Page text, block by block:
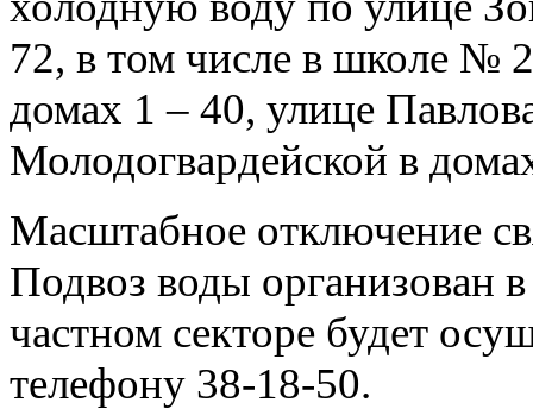
72, в том числе в школе №
домах 1 – 40, улице
Молодогвардейской в
Масштабное отключение
Подвоз воды организован
частном секторе будет
телефону 38-18-50.